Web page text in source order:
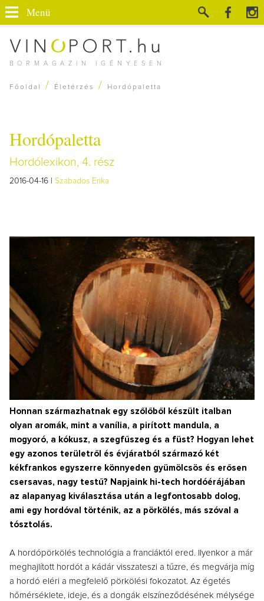
BORMAGAZIN IGÉNYESEN
Menü
Főoldal / Életérzés / Hordópaletta
Hordópaletta
Hordólexikon, 4. rész
2016-04-16 | Szabados Erika
Honnan származhatnak egy szőlőből készült italban
olyan aromák, mint a vanília, a pirított mandula, a
mogyoró, a kókusz, a szegfűszeg és a füst? Hogyan lehet
egy azonos területről és évjáratból származó két
kékfrankos egyszerre könnyeden gyümölcsös és erősen
csersavas, nagy testű? Napjaink hi-tech hordóérájában
az alapanyag kiválasztása után a legfontosabb dolog,
ami egy hordóval történik, az a pörkölés, más szóval a
tósztolás.
A hordópörkölés technológia a franciáktól ered. Ilyenkor a már
meghajlított hordót a kádár visszateszi a tűzre, és megvárja míg
a hordó eléri a megfelelő pörkölési fokozatot. Az égetés
hőmérséklete, ideje, és a dongák elszíneződésének mélysége